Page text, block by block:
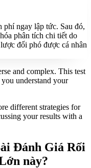
phí ngay lập tức. Sau đó,
phân tích chi tiết do
đối phó được cá nhân
and complex. This test
understand your
different strategies for
your results with a
Đánh Giá Rối
này?